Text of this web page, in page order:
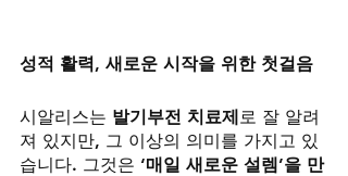
성적 활력, 새로운 시작을 위한 첫걸음
시알리스는 발기부전 치료제로 잘 알려
져 있지만, 그 이상의 의미를 가지고 있
습니다. 그것은 ‘매일 새로운 설렘’을 만